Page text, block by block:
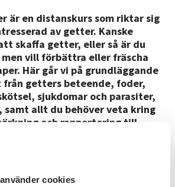
cookies
är en distanskurs som riktar sig
av getter. Kanske
skaffa getter, eller så är du
vill förbättra eller fräscha
Här går vi på grundläggande
från getters beteende, foder,
sjukdomar och parasiter,
samt allt du behöver veta kring
och rapportering till
Biologi, beteende och